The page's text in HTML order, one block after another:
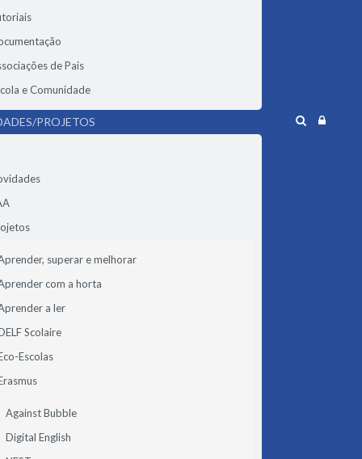
de Pais
e Comunidade
PROJETOS
superar e melhorar
com a horta
a ler
Scolaire
Escolas
Against Bubble
Digital English